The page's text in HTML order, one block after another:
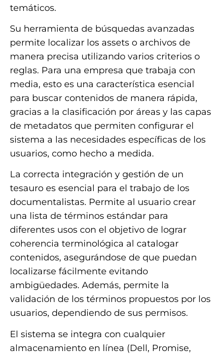
temáticos.
Su herramienta de búsquedas avanzadas
permite localizar los assets o archivos de
manera precisa utilizando varios criterios o
reglas. Para una empresa que trabaja con
media, esto es una característica esencial
para buscar contenidos de manera rápida,
gracias a la clasificación por áreas y las capas
de metadatos que permiten configurar el
sistema a las necesidades específicas de los
usuarios, como hecho a medida.
La correcta integración y gestión de un
tesauro es esencial para el trabajo de los
documentalistas. Permite al usuario crear
una lista de términos estándar para
diferentes usos con el objetivo de lograr
coherencia terminológica al catalogar
contenidos, asegurándose de que puedan
localizarse fácilmente evitando
ambigüedades. Además, permite la
validación de los términos propuestos por los
usuarios, dependiendo de sus permisos.
El sistema se integra con cualquier
almacenamiento en línea (Dell, Promise,